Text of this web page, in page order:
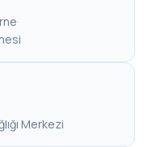
·
Merkezi